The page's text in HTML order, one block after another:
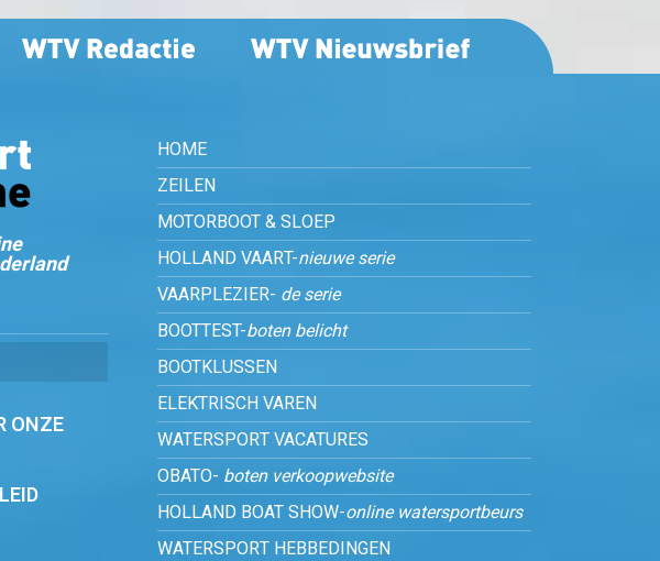
ONZE
HOME
ZEILEN
MOTORBOOT & SLOEP
HOLLAND VAART-nieuwe serie
VAARPLEZIER- de serie
BOOTTEST-boten belicht
BOOTKLUSSEN
ELEKTRISCH VAREN
WATERSPORT VACATURES
OBATO- boten verkoopwebsite
HOLLAND BOAT SHOW-online watersportbeurs
WATERSPORT HEBBEDINGEN